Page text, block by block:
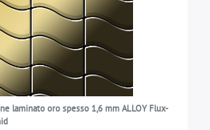
laminato oro spesso 1,6 mm ALLOY Flux-